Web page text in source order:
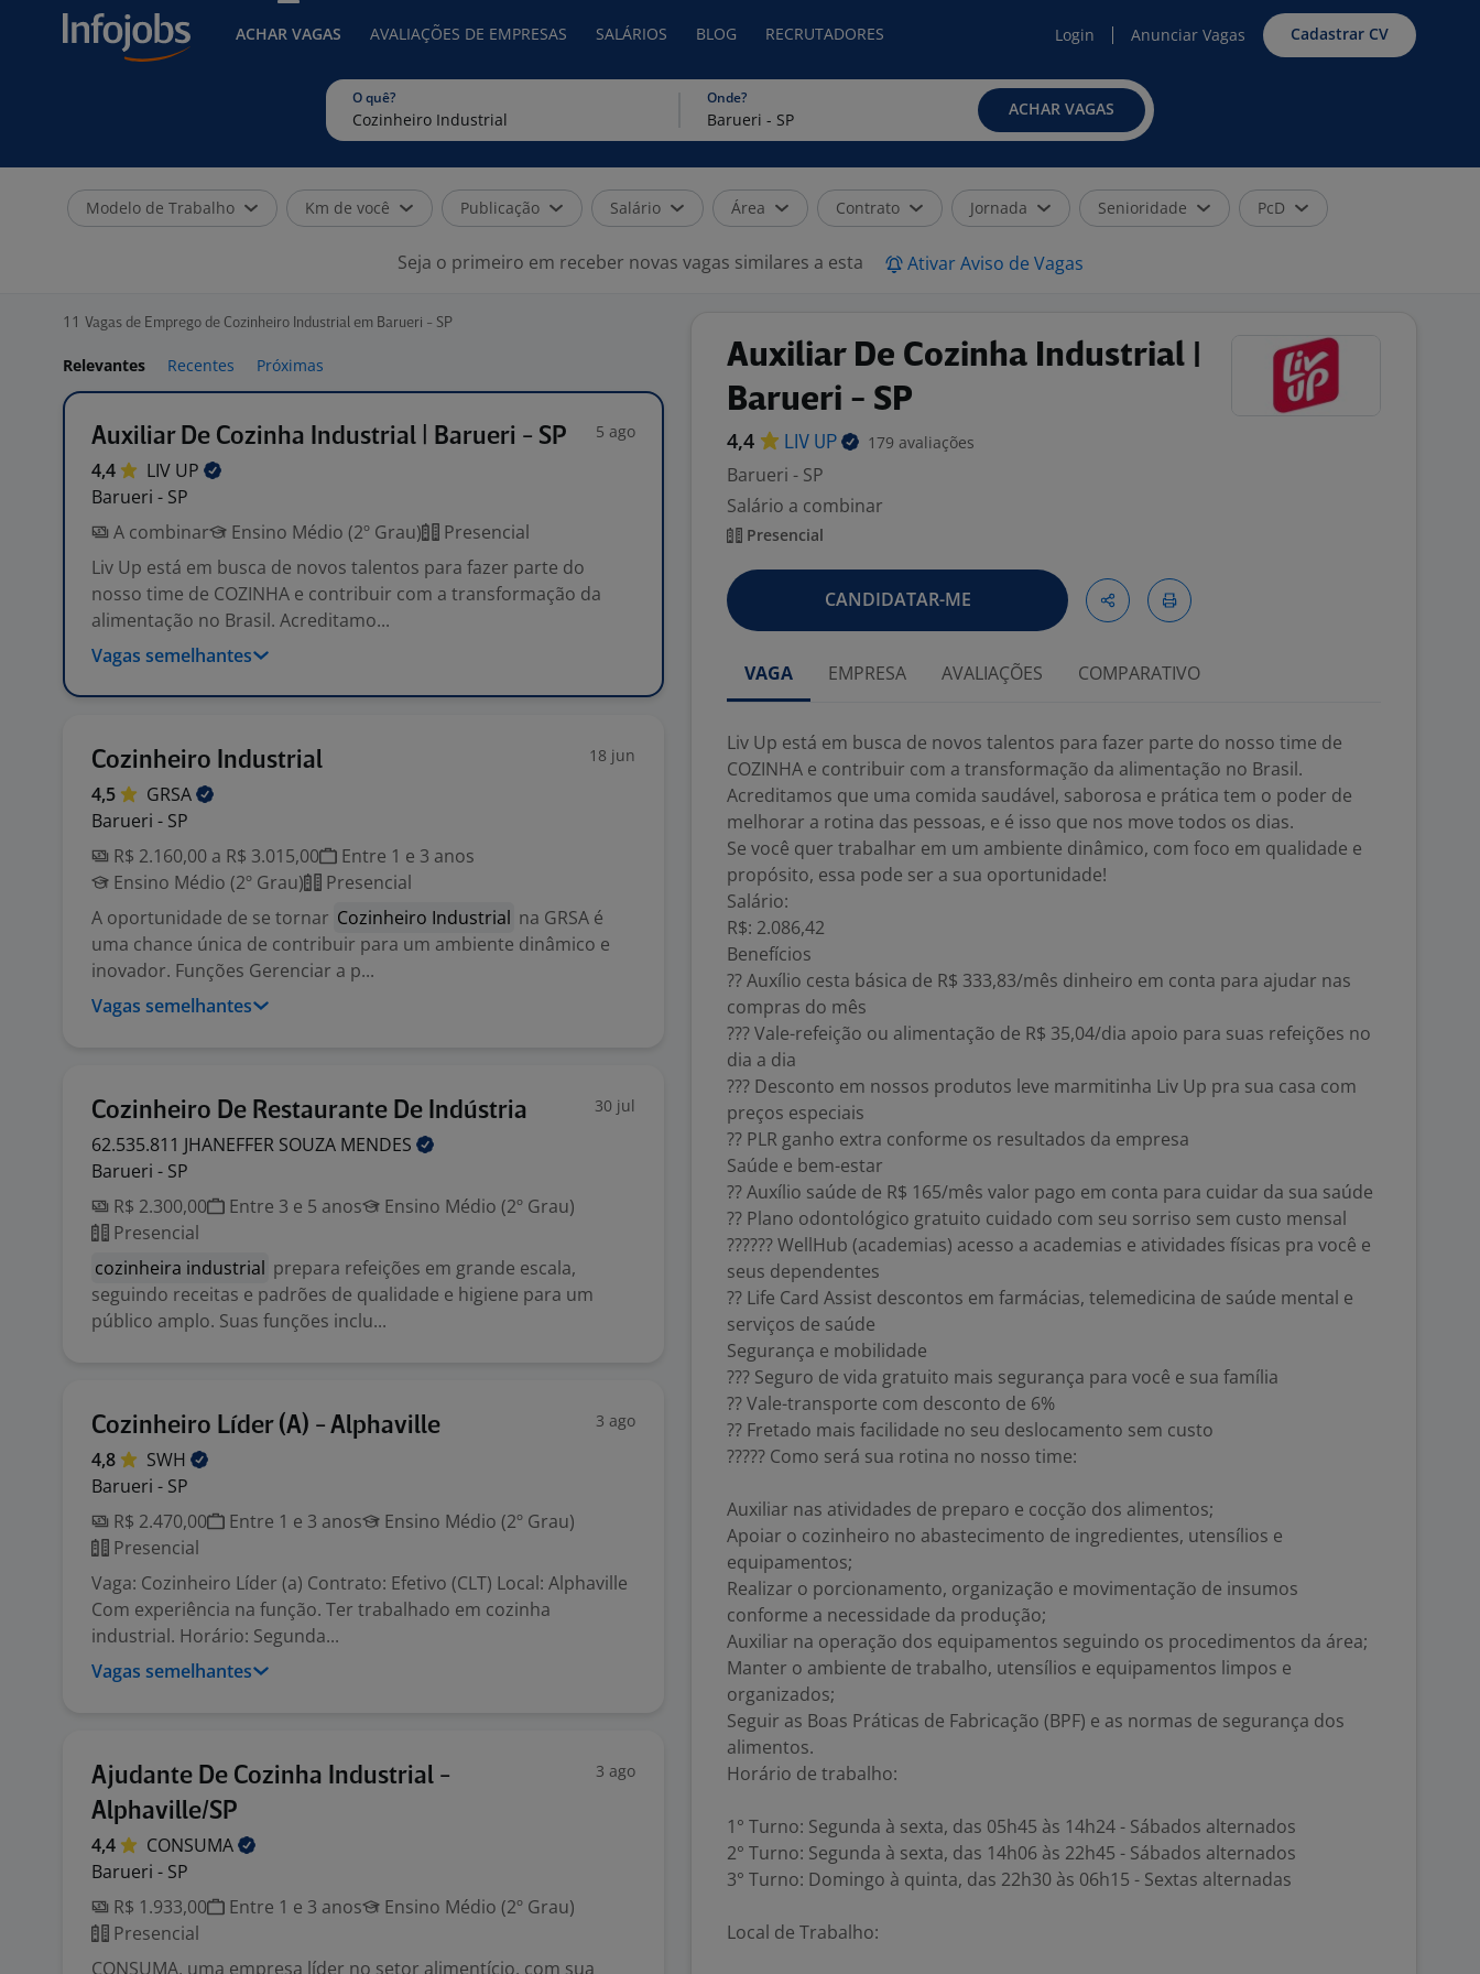
ACHAR VAGAS AVALIAÇÕES DE EMPRESAS SALÁRIOS BLOG RECRUTADORES Login Anunciar Vagas Cadastrar CV
O quê? Onde?
ACHAR VAGAS
Modelo de Trabalho Km de você Publicação Salário Área Contrato Jornada Senioridade PcD
Seja o primeiro em receber novas vagas similares a esta Ativar Aviso de Vagas
11 Vagas de Emprego de Cozinheiro Industrial em Barueri - SP
Relevantes Recentes Próximas
Auxiliar De Cozinha Industrial | Barueri - SP 5 ago
4,4 LIV UP
Barueri - SP
A combinar
Ensino Médio (2º Grau)
Presencial
Liv Up está em busca de novos talentos para fazer parte do
nosso time de COZINHA e contribuir com a transformação da
alimentação no Brasil. Acreditamo...
Vagas semelhantes
Cozinheiro Industrial 18 jun
4,5
GRSA
Barueri - SP
R$ 2.160,00 a R$ 3.015,00
Entre 1 e 3 anos
Ensino Médio (2º Grau)
Presencial
A oportunidade de se tornar Cozinheiro Industrial na GRSA é
uma chance única de contribuir para um ambiente dinâmico e
inovador. Funções Gerenciar a p...
Vagas semelhantes
Cozinheiro De Restaurante De Indústria 30 jul
62.535.811 JHANEFFER SOUZA MENDES
Barueri - SP
R$ 2.300,00
Entre 3 e 5 anos
Ensino Médio (2º Grau)
Presencial
cozinheira industrial prepara refeições em grande escala,
seguindo receitas e padrões de qualidade e higiene para um
público amplo. Suas funções inclu...
Cozinheiro Líder (A) - Alphaville 3 ago
4,8
SWH
Barueri - SP
R$ 2.470,00
Entre 1 e 3 anos
Ensino Médio (2º Grau)
Presencial
Vaga: Cozinheiro Líder (a) Contrato: Efetivo (CLT) Local: Alphaville
Com experiência na função. Ter trabalhado em cozinha
industrial. Horário: Segunda...
Vagas semelhantes
Ajudante De Cozinha Industrial -
Alphaville/SP
3 ago
4,4
CONSUMA
Barueri - SP
R$ 1.933,00
Entre 1 e 3 anos
Ensino Médio (2º Grau)
Presencial
CONSUMA, uma empresa líder no setor alimentício, com sua
Auxiliar De Cozinha Industrial |
Barueri - SP
4,4 LIV UP 179 avaliações
Barueri - SP
Salário a combinar
Presencial
CANDIDATAR-ME
VAGA EMPRESA AVALIAÇÕES COMPARATIVO
Liv Up está em busca de novos talentos para fazer parte do nosso time de
COZINHA e contribuir com a transformação da alimentação no Brasil.
Acreditamos que uma comida saudável, saborosa e prática tem o poder de
melhorar a rotina das pessoas, e é isso que nos move todos os dias.
Se você quer trabalhar em um ambiente dinâmico, com foco em qualidade e
propósito, essa pode ser a sua oportunidade!
Salário:
R$: 2.086,42
Benefícios
?? Auxílio cesta básica de R$ 333,83/mês dinheiro em conta para ajudar nas
compras do mês
??? Vale-refeição ou alimentação de R$ 35,04/dia apoio para suas refeições no
dia a dia
??? Desconto em nossos produtos leve marmitinha Liv Up pra sua casa com
preços especiais
?? PLR ganho extra conforme os resultados da empresa
Saúde e bem-estar
?? Auxílio saúde de R$ 165/mês valor pago em conta para cuidar da sua saúde
?? Plano odontológico gratuito cuidado com seu sorriso sem custo mensal
?????? WellHub (academias) acesso a academias e atividades físicas pra você e
seus dependentes
?? Life Card Assist descontos em farmácias, telemedicina de saúde mental e
serviços de saúde
Segurança e mobilidade
??? Seguro de vida gratuito mais segurança para você e sua família
?? Vale-transporte com desconto de 6%
?? Fretado mais facilidade no seu deslocamento sem custo
????? Como será sua rotina no nosso time:
Auxiliar nas atividades de preparo e cocção dos alimentos;
Apoiar o cozinheiro no abastecimento de ingredientes, utensílios e
equipamentos;
Realizar o porcionamento, organização e movimentação de insumos
conforme a necessidade da produção;
Auxiliar na operação dos equipamentos seguindo os procedimentos da área;
Manter o ambiente de trabalho, utensílios e equipamentos limpos e
organizados;
Seguir as Boas Práticas de Fabricação (BPF) e as normas de segurança dos
alimentos.
Horário de trabalho:
1° Turno: Segunda à sexta, das 05h45 às 14h24 - Sábados alternados
2° Turno: Segunda à sexta, das 14h06 às 22h45 - Sábados alternados
3° Turno: Domingo à quinta, das 22h30 às 06h15 - Sextas alternadas
Local de Trabalho: